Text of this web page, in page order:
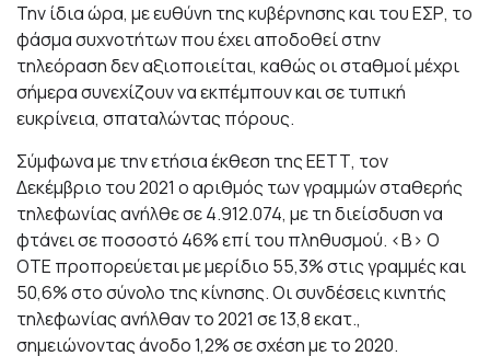
Την ίδια ώρα, με ευθύνη της κυβέρνησης και του ΕΣΡ, το
φάσμα συχνοτήτων που έχει αποδοθεί στην
τηλεόραση δεν αξιοποιείται, καθώς οι σταθμοί μέχρι
σήμερα συνεχίζουν να εκπέμπουν και σε τυπική
ευκρίνεια, σπαταλώντας πόρους.
Σύμφωνα με την ετήσια έκθεση της ΕΕΤΤ, τον
Δεκέμβριο του 2021 ο αριθμός των γραμμών σταθερής
τηλεφωνίας ανήλθε σε 4.912.074, με τη διείσδυση να
φτάνει σε ποσοστό 46% επί του πληθυσμού. <Β> Ο
ΟΤΕ προπορεύεται με μερίδιο 55,3% στις γραμμές και
50,6% στο σύνολο της κίνησης. Οι συνδέσεις κινητής
τηλεφωνίας ανήλθαν το 2021 σε 13,8 εκατ.,
σημειώνοντας άνοδο 1,2% σε σχέση με το 2020.